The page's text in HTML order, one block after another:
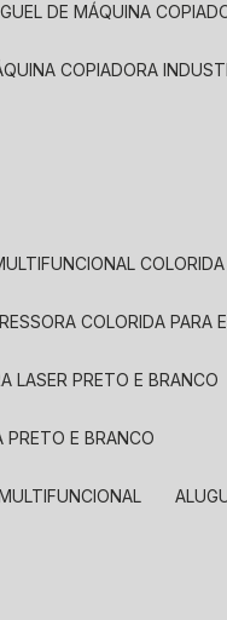
DE MÁQUINA
COPIADORA
COLORIDA PARA
LASER PRETO E BRANCO
PRETO E BRANCO